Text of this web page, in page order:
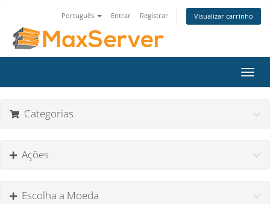
Português Entrar Registrar Visualizar carrinho
Categorias
Ações
Escolha a Moeda